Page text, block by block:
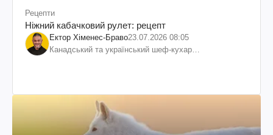
Рецепти
Ніжний кабачковий рулет: рецепт
Ектор Хіменес-Браво23.07.2026 08:05
Канадський та український шеф-кухар